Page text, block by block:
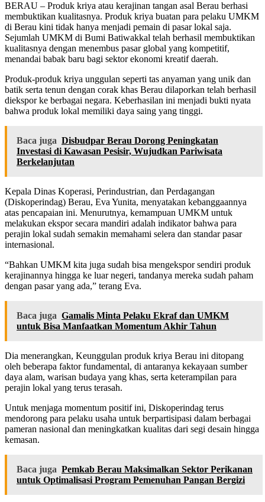
BERAU – Produk kriya atau kerajinan tangan asal Berau berhasi
membuktikan kualitasnya. Produk kriya buatan para pelaku UMKM
di Berau kini tidak hanya menjadi pemain di pasar lokal saja.
Sejumlah UMKM di Bumi Batiwakkal telah berhasil membuktikan
kualitasnya dengan menembus pasar global yang kompetitif,
menandai babak baru bagi sektor ekonomi kreatif daerah.
Produk-produk kriya unggulan seperti tas anyaman yang unik dan
batik serta tenun dengan corak khas Berau dilaporkan telah berhasil
diekspor ke berbagai negara. Keberhasilan ini menjadi bukti nyata
bahwa produk lokal memiliki daya saing yang tinggi.
Baca juga Disbudpar Berau Dorong Peningkatan
Investasi di Kawasan Pesisir, Wujudkan Pariwisata
Berkelanjutan
Kepala Dinas Koperasi, Perindustrian, dan Perdagangan
(Diskoperindag) Berau, Eva Yunita, menyatakan kebanggaannya
atas pencapaian ini. Menurutnya, kemampuan UMKM untuk
melakukan ekspor secara mandiri adalah indikator bahwa para
perajin lokal sudah semakin memahami selera dan standar pasar
internasional.
“Bahkan UMKM kita juga sudah bisa mengekspor sendiri produk
kerajinannya hingga ke luar negeri, tandanya mereka sudah paham
dengan pasar yang ada,” terang Eva.
Baca juga Gamalis Minta Pelaku Ekraf dan UMKM
untuk Bisa Manfaatkan Momentum Akhir Tahun
Dia menerangkan, Keunggulan produk kriya Berau ini ditopang
oleh beberapa faktor fundamental, di antaranya kekayaan sumber
daya alam, warisan budaya yang khas, serta keterampilan para
perajin lokal yang terus terasah.
Untuk menjaga momentum positif ini, Diskoperindag terus
mendorong para pelaku usaha untuk berpartisipasi dalam berbagai
pameran nasional dan meningkatkan kualitas dari segi desain hingga
kemasan.
Baca juga Pemkab Berau Maksimalkan Sektor Perikanan
untuk Optimalisasi Program Pemenuhan Pangan Bergizi